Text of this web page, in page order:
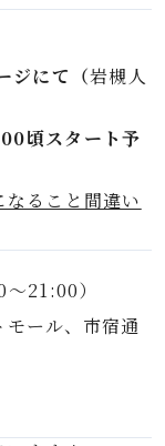
ジにて（岩槻人
頃スタート予
ること間違い
21:00）
ール、市宿通